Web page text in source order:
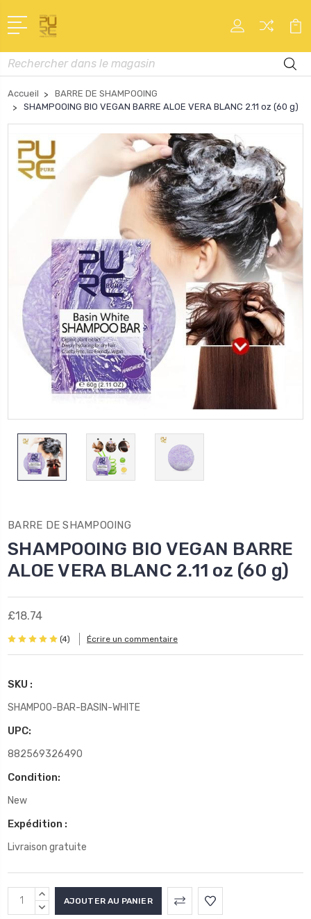
Recherche
Accueil
BARRE DE SHAMPOOING
SHAMPOOING BIO VEGAN BARRE ALOE VERA BLANC 2.11 oz (60 g)
BARRE DE SHAMPOOING
SHAMPOOING BIO VEGAN BARRE
ALOE VERA BLANC 2.11 oz (60 g)
£18.74
(4) Écrire un commentaire
SKU :
SHAMPOO-BAR-BASIN-WHITE
UPC:
882569326490
Condition:
New
Expédition :
Livraison gratuite
Stock
actuel
AUGMENTER
LA
DIMINUER